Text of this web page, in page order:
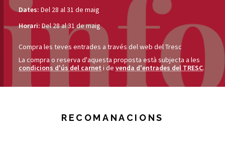
Dates: Del 28 al 31 de maig
Horari: Del 28 al 31 de maig
Compra les teves entrades a través del web del Tresc
La compra o reserva d'aquesta proposta està subjecta a les
condicions d'ús del carnet i de venda d'entrades del TRESC.
RECOMANACIONS